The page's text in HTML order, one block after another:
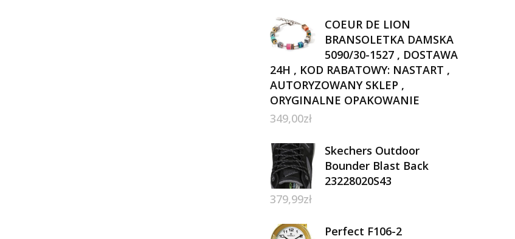
COEUR DE LION
BRANSOLETKA DAMSKA
5090/30-1527 , DOSTAWA
24H , KOD RABATOWY: NASTART ,
AUTORYZOWANY SKLEP ,
ORYGINALNE OPAKOWANIE
349,00zł
Skechers Outdoor
Bounder Blast Back
23228020S43
379,99zł
Perfect F106-2